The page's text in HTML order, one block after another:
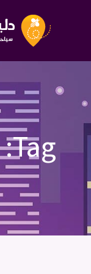
Tag: